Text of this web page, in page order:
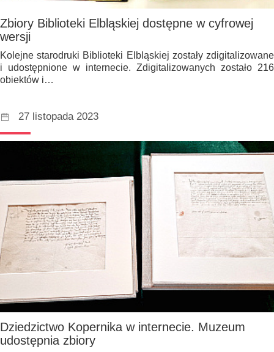
Zbiory Biblioteki Elbląskiej dostępne w cyfrowej
wersji
Kolejne starodruki Biblioteki Elbląskiej zostały zdigitalizowane
i udostępnione w internecie. Zdigitalizowanych zostało 216
obiektów i…
27 listopada 2023
Dziedzictwo Kopernika w internecie. Muzeum
udostępnia zbiory